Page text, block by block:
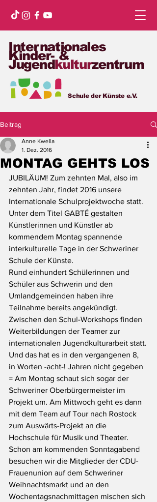
Internationales
Kinder- &
Jugendkulturzentrum
Schule der Künste e.V.
Beitrag
MONTAG GEHTS LOS
Anne Kwella
1. Dez. 2016
JUBILÄUM! Zum zehnten Mal, also im
zehnten Jahr, findet 2016 unsere
Internationale Schulprojektwoche statt.
Unter dem Titel GABTÉ gestalten
Künstlerinnen und Künstler ab
kommendem Montag spannende
interkulturelle Tage in der Schweriner
Schule der Künste.
Rund einhundert Schülerinnen und
Schüler aus Schwerin und den
Umlandgemeinden haben ihre
Teilnahme bereits angekündigt.
Zwischen den Schul-Workshops finden
Weiterbildungen der Teamer zur
internationalen Jugendkulturarbeit statt.
Und das hat es in den vergangenen 8,
in Worten -acht-! Jahren nicht gegeben
= Am Montag schaut sich sogar der
Schweriner Oberbürgermeister im
Projekt um. Am Mittwoch geht es dann
mit dem Team auf Tour nach Rostock
zum Auswärts-Projekt an die
Hochschule für Musik und Theater.
Schon am kommenden Sonntagabend
besuchen wir die Mitglieder der CDU-
Frauenunion auf dem Schweriner
Weihnachtsmarkt und an den
Wochentagsnachmittagen mischen sich